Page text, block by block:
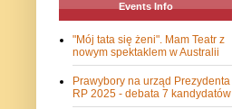
Events Info
"Mój tata się żeni". Mam Teatr z
nowym spektaklem w Australii
Prawybory na urząd Prezydenta
RP 2025 - debata 7 kandydatów